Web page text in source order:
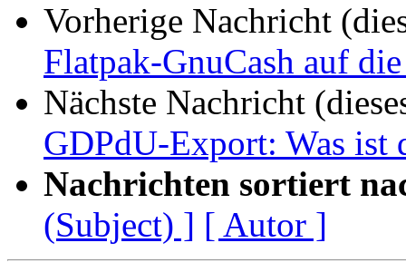
Vorherige Nachricht
Flatpak-GnuCash auf
Nächste Nachricht
GDPdU-Export: Was ist
Nachrichten sortiert
(Subject) ] [ Autor ]